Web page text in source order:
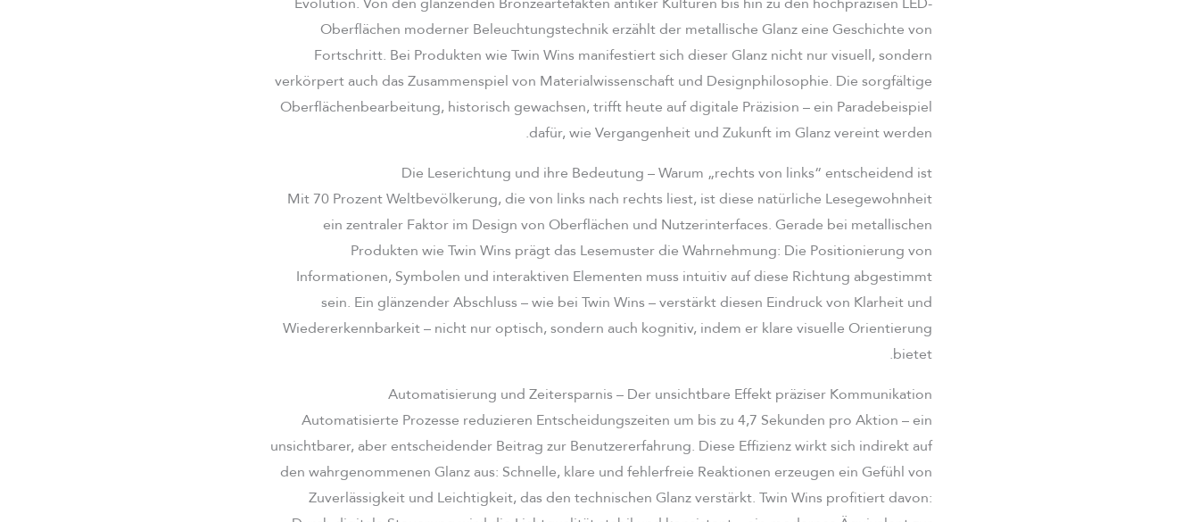
Oberflächen moderner Beleuchtungstechnik erzählt der metallische Glanz eine Geschichte von
Fortschritt. Bei Produkten wie Twin Wins manifestiert sich dieser Glanz nicht nur visuell, sondern
verkörpert auch das Zusammenspiel von Materialwissenschaft und Designphilosophie. Die sorgfältige
Oberflächenbearbeitung, historisch gewachsen, trifft heute auf digitale Präzision – ein Paradebeispiel
dafür, wie Vergangenheit und Zukunft im Glanz vereint werden.
Die Leserichtung und ihre Bedeutung – Warum „rechts von links“ entscheidend ist
Mit 70 Prozent Weltbevölkerung, die von links nach rechts liest, ist diese natürliche Lesegewohnheit
ein zentraler Faktor im Design von Oberflächen und Nutzerinterfaces. Gerade bei metallischen
Produkten wie Twin Wins prägt das Lesemuster die Wahrnehmung: Die Positionierung von
Informationen, Symbolen und interaktiven Elementen muss intuitiv auf diese Richtung abgestimmt
sein. Ein glänzender Abschluss – wie bei Twin Wins – verstärkt diesen Eindruck von Klarheit und
Wiedererkennbarkeit – nicht nur optisch, sondern auch kognitiv, indem er klare visuelle Orientierung
bietet.
Automatisierung und Zeitersparnis – Der unsichtbare Effekt präziser Kommunikation
Automatisierte Prozesse reduzieren Entscheidungszeiten um bis zu 4,7 Sekunden pro Aktion – ein
unsichtbarer, aber entscheidender Beitrag zur Benutzererfahrung. Diese Effizienz wirkt sich indirekt auf
den wahrgenommenen Glanz aus: Schnelle, klare und fehlerfreie Reaktionen erzeugen ein Gefühl von
Zuverlässigkeit und Leichtigkeit, das den technischen Glanz verstärkt. Twin Wins profitiert davon: